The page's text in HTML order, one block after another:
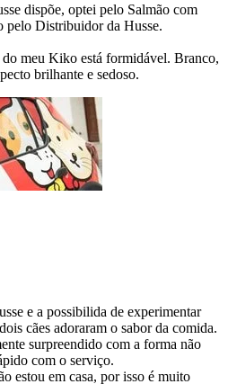
dispõe, optei pelo Salmão com
pelo Distribuidor da Husse.
meu Kiko está formidável. Branco,
brilhante e sedoso.
e a possibilida de experimentar
cães adoraram o sabor da comida.
surpreendido com a forma não
com o serviço.
estou em casa, por isso é muito